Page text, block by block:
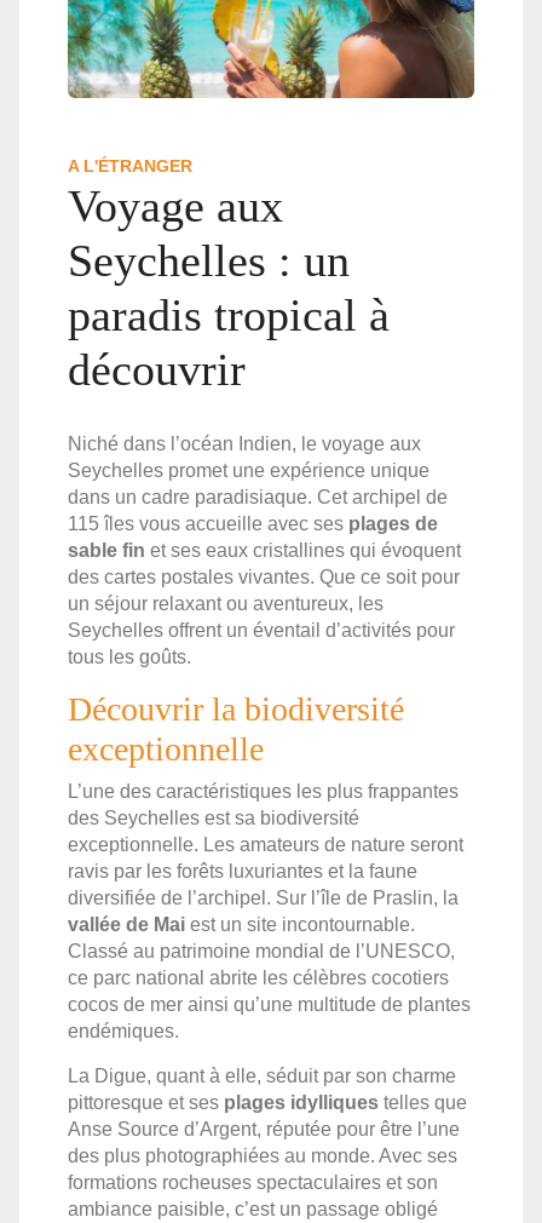
A L'ÉTRANGER
Voyage aux
Seychelles : un
paradis tropical à
découvrir
Niché dans l’océan Indien, le voyage aux
Seychelles promet une expérience unique
dans un cadre paradisiaque. Cet archipel de
115 îles vous accueille avec ses plages de
sable fin et ses eaux cristallines qui évoquent
des cartes postales vivantes. Que ce soit pour
un séjour relaxant ou aventureux, les
Seychelles offrent un éventail d’activités pour
tous les goûts.
Découvrir la biodiversité
exceptionnelle
L’une des caractéristiques les plus frappantes
des Seychelles est sa biodiversité
exceptionnelle. Les amateurs de nature seront
ravis par les forêts luxuriantes et la faune
diversifiée de l’archipel. Sur l’île de Praslin, la
vallée de Mai est un site incontournable.
Classé au patrimoine mondial de l’UNESCO,
ce parc national abrite les célèbres cocotiers
cocos de mer ainsi qu’une multitude de plantes
endémiques.
La Digue, quant à elle, séduit par son charme
pittoresque et ses plages idylliques telles que
Anse Source d’Argent, réputée pour être l’une
des plus photographiées au monde. Avec ses
formations rocheuses spectaculaires et son
ambiance paisible, c’est un passage obligé